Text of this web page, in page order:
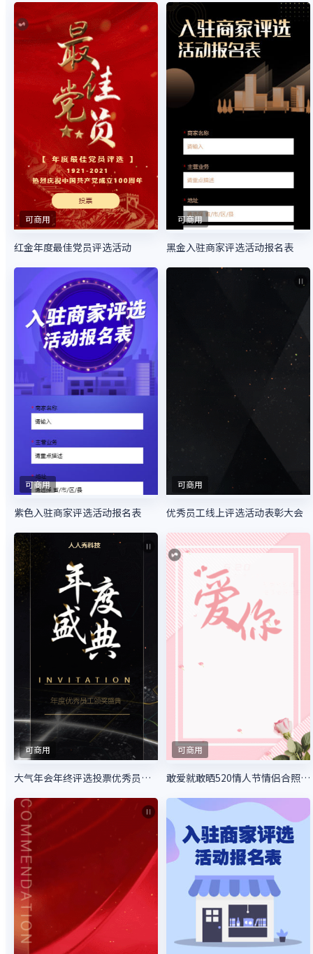
可商用
红金年度最佳党员评选活动
可商用
黑金入驻商家评选活动报名表
可商用
紫色入驻商家评选活动报名表
可商用
优秀员工线上评选活动表彰大会
可商用
大气年会年终评选投票优秀员工评选大会
可商用
敢爱就敢晒520情人节情侣合照大赛